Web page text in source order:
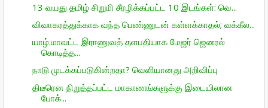
13 வயது தமிழ் சிறுமி சீரழிக்கப்பட்ட 10 இடங்கள்: வெ...
விவாகரத்துக்காக வந்த பெண்ணுடன் கள்ளக்காதல்; வக்கீல...
யாழ்.மாவட்ட இராணுவத் தளபதியாக மேஜர் ஜெனரல்
கொடித்த...
நாடு முடக்கப்படுகின்றதா? வெளியானது அறிவிப்பு
திடீரென நிறுத்தப்பட்ட மாகாணங்களுக்கு இடையிலான
போக்...